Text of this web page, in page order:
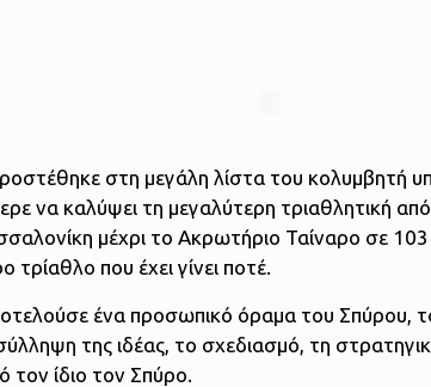
στη μεγάλη λίστα του κολυμβητή
να καλύψει τη μεγαλύτερη τριαθλητική
μέχρι το Ακρωτήριο Ταίναρο σε
τρίαθλο που έχει γίνει ποτέ.
ένα προσωπικό όραμα του Σπύρου,
της ιδέας, το σχεδιασμό, τη
τον ίδιο τον Σπύρο.